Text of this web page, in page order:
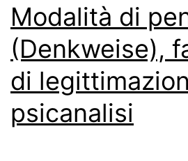
Modalità di
(Denkweise),
di
psicanalisi